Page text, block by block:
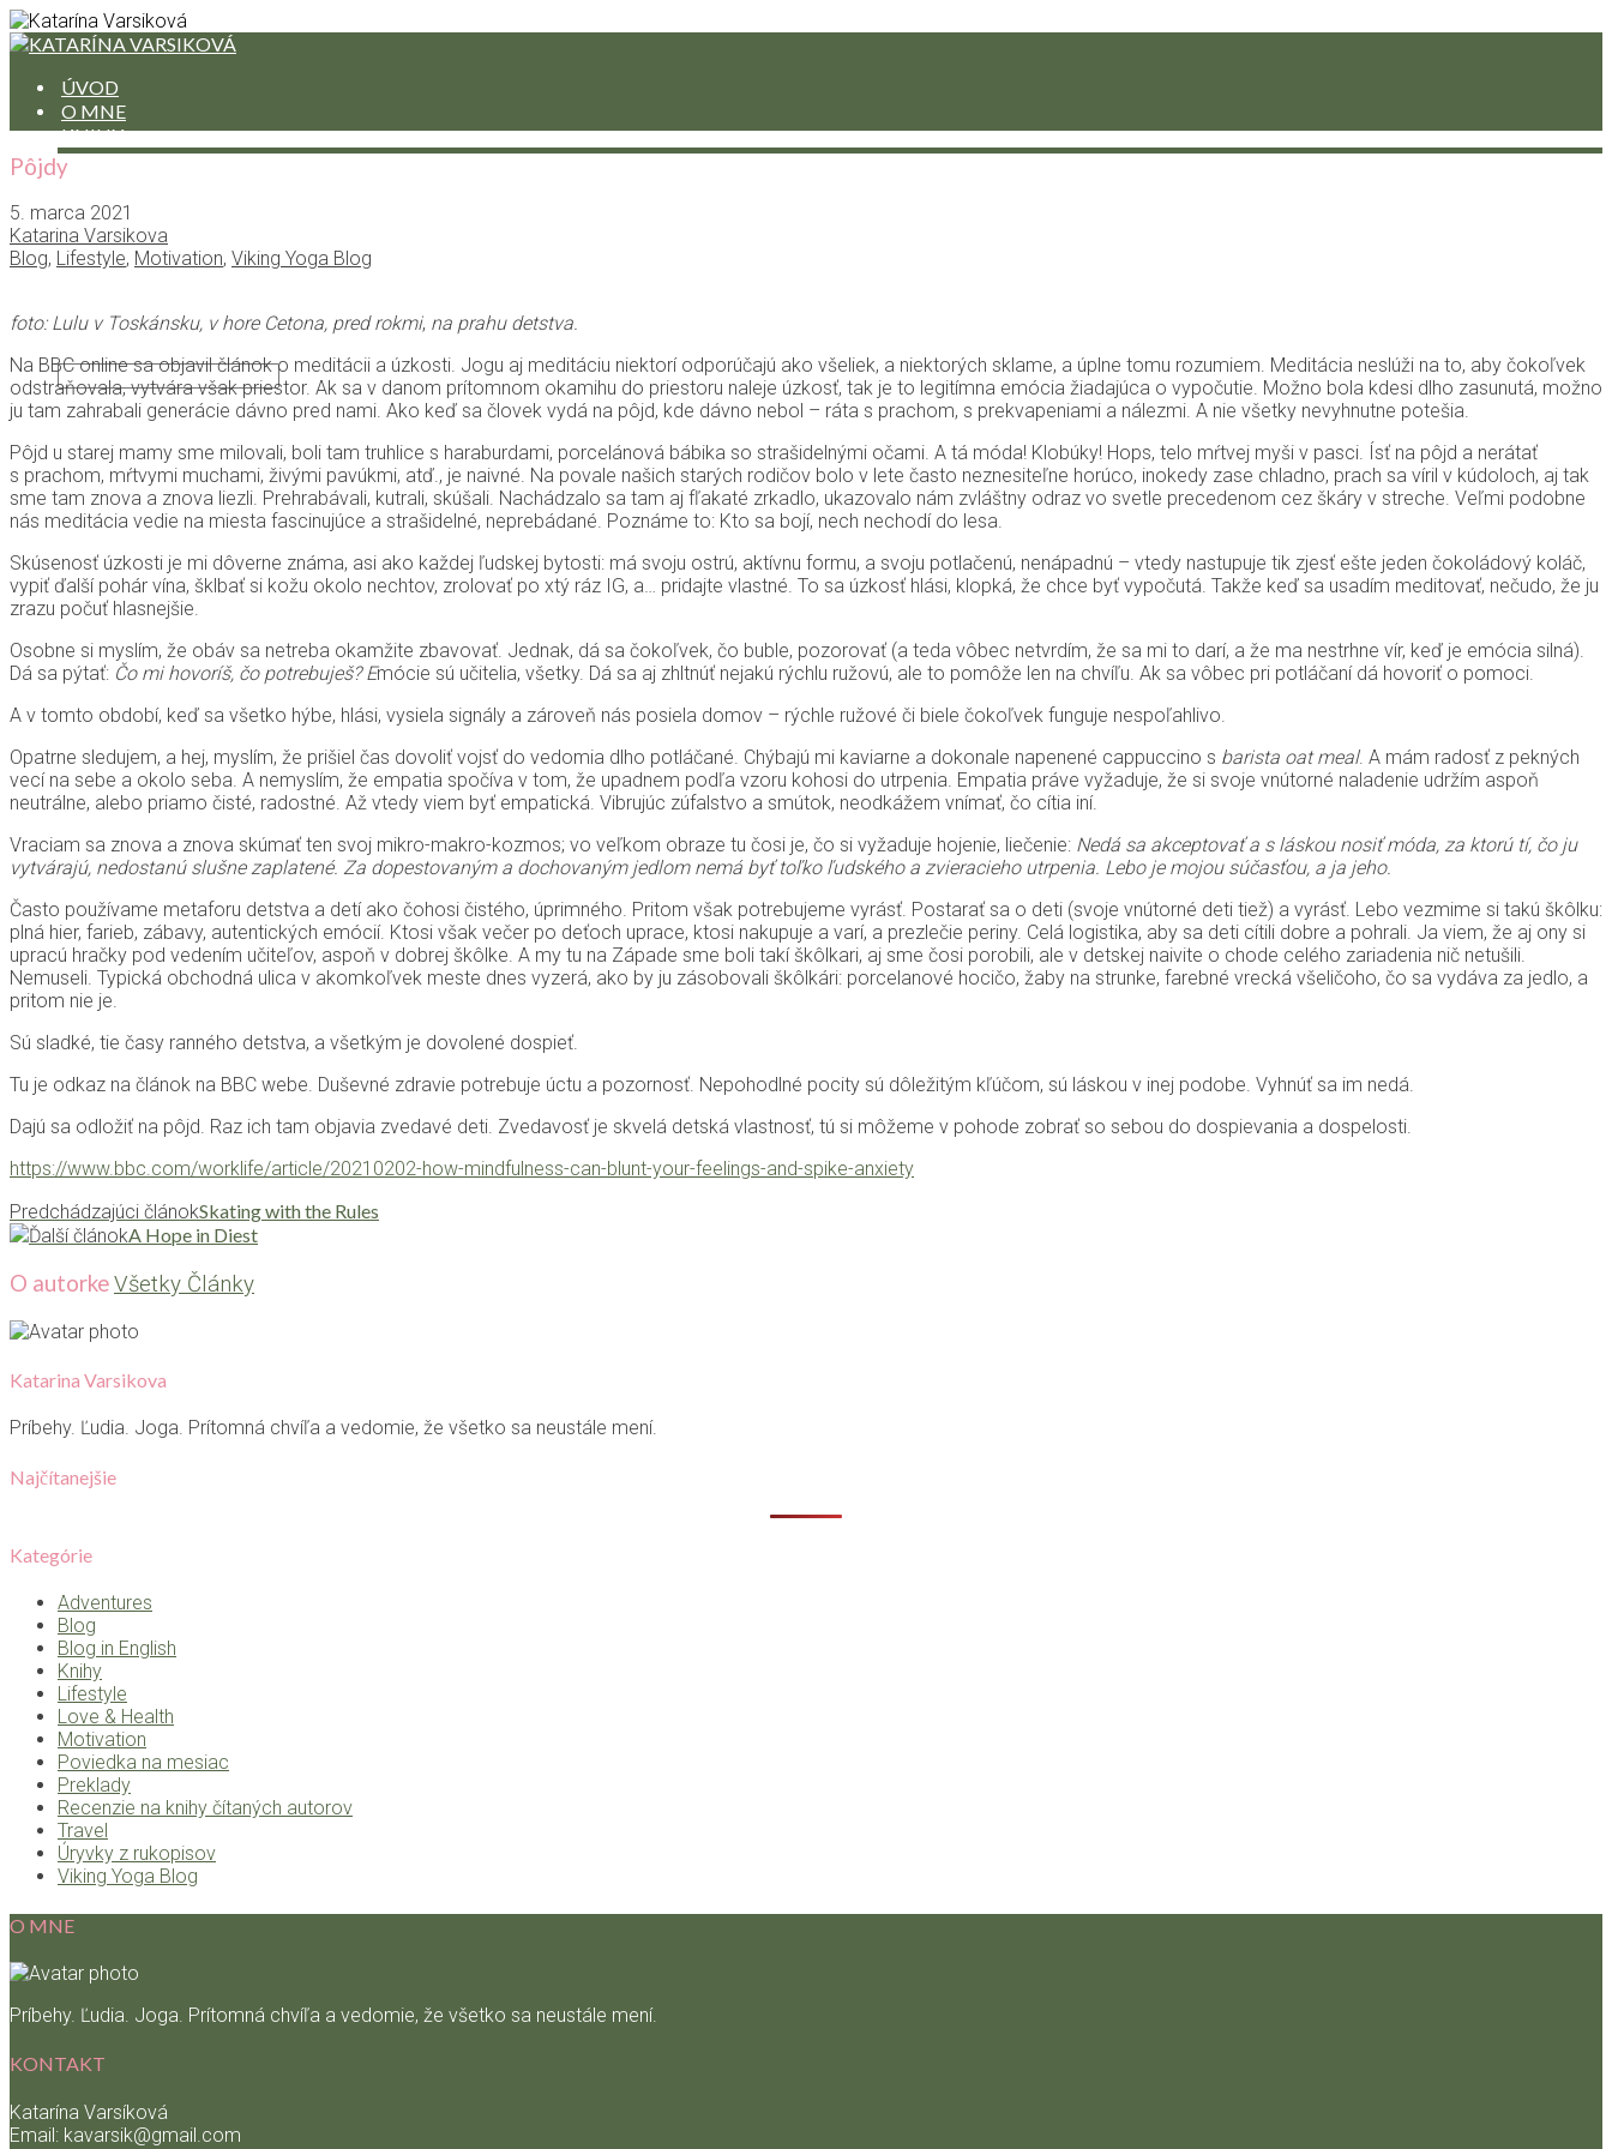
ÚVOD
O MNE
KNIHY
POVIEDKA NA MESIAC
ÚRYVKY Z RUKOPISOV
PREKLADY
BLOG
KONTAKT
Pôjdy
5. marca 2021
Katarina Varsikova
Blog, Lifestyle, Motivation, Viking Yoga Blog
foto: Lulu v Toskánsku, v hore Cetona, pred rokmi, na prahu detstva.
Na BBC online sa objavil článok o meditácii a úzkosti. Jogu aj meditáciu niektorí odporúčajú ako všeliek, a niektorých sklame, a úplne tomu rozumiem. Meditácia neslúži na to, aby čokoľvek
odstraňovala, vytvára však priestor. Ak sa v danom prítomnom okamihu do priestoru naleje úzkosť, tak je to legitímna emócia žiadajúca o vypočutie. Možno bola kdesi dlho zasunutá, možno
ju tam zahrabali generácie dávno pred nami. Ako keď sa človek vydá na pôjd, kde dávno nebol – ráta s prachom, s prekvapeniami a nálezmi. A nie všetky nevyhnutne potešia.
Pôjd u starej mamy sme milovali, boli tam truhlice s haraburdami, porcelánová bábika so strašidelnými očami. A tá móda! Klobúky! Hops, telo mŕtvej myši v pasci. Ísť na pôjd a nerátať
s prachom, mŕtvymi muchami, živými pavúkmi, atď., je naivné. Na povale našich starých rodičov bolo v lete často neznesiteľne horúco, inokedy zase chladno, prach sa víril v kúdoloch, aj tak
sme tam znova a znova liezli. Prehrabávali, kutrali, skúšali. Nachádzalo sa tam aj fľakaté zrkadlo, ukazovalo nám zvláštny odraz vo svetle precedenom cez škáry v streche. Veľmi podobne
nás meditácia vedie na miesta fascinujúce a strašidelné, neprebádané. Poznáme to: Kto sa bojí, nech nechodí do lesa.
Skúsenosť úzkosti je mi dôverne známa, asi ako každej ľudskej bytosti: má svoju ostrú, aktívnu formu, a svoju potlačenú, nenápadnú – vtedy nastupuje tik zjesť ešte jeden čokoládový koláč,
vypiť ďalší pohár vína, šklbať si kožu okolo nechtov, zrolovať po xtý ráz IG, a… pridajte vlastné. To sa úzkosť hlási, klopká, že chce byť vypočutá. Takže keď sa usadím meditovať, nečudo, že ju
zrazu počuť hlasnejšie.
Osobne si myslím, že obáv sa netreba okamžite zbavovať. Jednak, dá sa čokoľvek, čo buble, pozorovať (a teda vôbec netvrdím, že sa mi to darí, a že ma nestrhne vír, keď je emócia silná).
Dá sa pýtať: Čo mi hovoríš, čo potrebuješ? Emócie sú učitelia, všetky. Dá sa aj zhltnúť nejakú rýchlu ružovú, ale to pomôže len na chvíľu. Ak sa vôbec pri potláčaní dá hovoriť o pomoci.
A v tomto období, keď sa všetko hýbe, hlási, vysiela signály a zároveň nás posiela domov – rýchle ružové či biele čokoľvek funguje nespoľahlivo.
Opatrne sledujem, a hej, myslím, že prišiel čas dovoliť vojsť do vedomia dlho potláčané. Chýbajú mi kaviarne a dokonale napenené cappuccino s barista oat meal. A mám radosť z pekných
vecí na sebe a okolo seba. A nemyslím, že empatia spočíva v tom, že upadnem podľa vzoru kohosi do utrpenia. Empatia práve vyžaduje, že si svoje vnútorné naladenie udržím aspoň
neutrálne, alebo priamo čisté, radostné. Až vtedy viem byť empatická. Vibrujúc zúfalstvo a smútok, neodkážem vnímať, čo cítia iní.
Vraciam sa znova a znova skúmať ten svoj mikro-makro-kozmos; vo veľkom obraze tu čosi je, čo si vyžaduje hojenie, liečenie: Nedá sa akceptovať a s láskou nosiť móda, za ktorú tí, čo ju
vytvárajú, nedostanú slušne zaplatené. Za dopestovaným a dochovaným jedlom nemá byť toľko ľudského a zvieracieho utrpenia. Lebo je mojou súčasťou, a ja jeho.
Často používame metaforu detstva a detí ako čohosi čistého, úprimného. Pritom však potrebujeme vyrásť. Postarať sa o deti (svoje vnútorné deti tiež) a vyrásť. Lebo vezmime si takú škôlku:
plná hier, farieb, zábavy, autentických emócií. Ktosi však večer po deťoch uprace, ktosi nakupuje a varí, a prezlečie periny. Celá logistika, aby sa deti cítili dobre a pohrali. Ja viem, že aj ony si
upracú hračky pod vedením učiteľov, aspoň v dobrej škôlke. A my tu na Západe sme boli takí škôlkari, aj sme čosi porobili, ale v detskej naivite o chode celého zariadenia nič netušili.
Nemuseli. Typická obchodná ulica v akomkoľvek meste dnes vyzerá, ako by ju zásobovali škôlkári: porcelanové hocičo, žaby na strunke, farebné vrecká všeličoho, čo sa vydáva za jedlo, a
pritom nie je.
Sú sladké, tie časy ranného detstva, a všetkým je dovolené dospieť.
Tu je odkaz na článok na BBC webe. Duševné zdravie potrebuje úctu a pozornosť. Nepohodlné pocity sú dôležitým kľúčom, sú láskou v inej podobe. Vyhnúť sa im nedá.
Dajú sa odložiť na pôjd. Raz ich tam objavia zvedavé deti. Zvedavosť je skvelá detská vlastnosť, tú si môžeme v pohode zobrať so sebou do dospievania a dospelosti.
https://www.bbc.com/worklife/article/20210202-how-mindfulness-can-blunt-your-feelings-and-spike-anxiety
Predchádzajúci článokSkating with the Rules
Ďalší článokA Hope in Diest
O autorkeVšetky Články
Katarina Varsikova
Príbehy. Ľudia. Joga. Prítomná chvíľa a vedomie, že všetko sa neustále mení.
Najčítanejšie
Kategórie
Adventures
Blog
Blog in English
Knihy
Lifestyle
Love & Health
Motivation
Poviedka na mesiac
Preklady
Recenzie na knihy čítaných autorov
Travel
Úryvky z rukopisov
Viking Yoga Blog
O MNE
Príbehy. Ľudia. Joga. Prítomná chvíľa a vedomie, že všetko sa neustále mení.
KONTAKT
Katarína Varsíková
Email: kavarsik@gmail.com